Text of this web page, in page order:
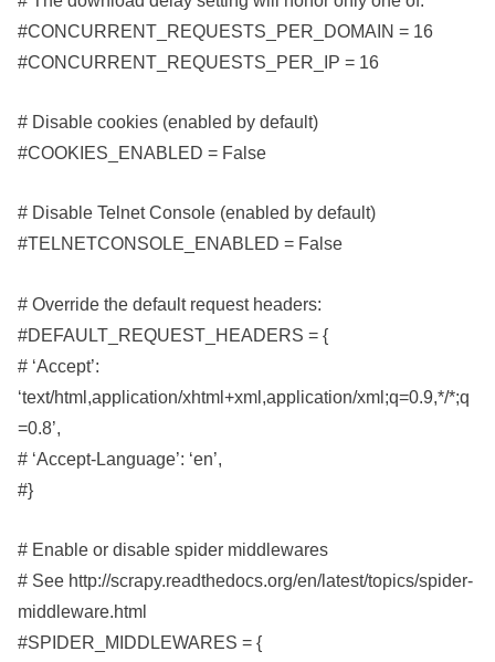
#CONCURRENT_REQUESTS_PER_DOMAIN = 16
#CONCURRENT_REQUESTS_PER_IP = 16
# Disable cookies (enabled by default)
#COOKIES_ENABLED = False
# Disable Telnet Console (enabled by default)
#TELNETCONSOLE_ENABLED = False
# Override the default request headers:
#DEFAULT_REQUEST_HEADERS = {
# ‘Accept’:
‘text/html,application/xhtml+xml,application/xml;q=0.9,*/*;q
=0.8’,
# ‘Accept-Language’: ‘en’,
#}
# Enable or disable spider middlewares
# See http://scrapy.readthedocs.org/en/latest/topics/spider-
middleware.html
#SPIDER_MIDDLEWARES = {